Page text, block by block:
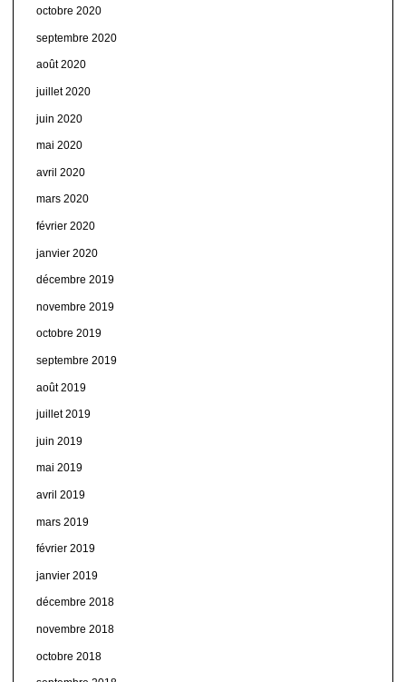
octobre 2020
septembre 2020
août 2020
juillet 2020
juin 2020
mai 2020
avril 2020
mars 2020
février 2020
janvier 2020
décembre 2019
novembre 2019
octobre 2019
septembre 2019
août 2019
juillet 2019
juin 2019
mai 2019
avril 2019
mars 2019
février 2019
janvier 2019
décembre 2018
novembre 2018
octobre 2018